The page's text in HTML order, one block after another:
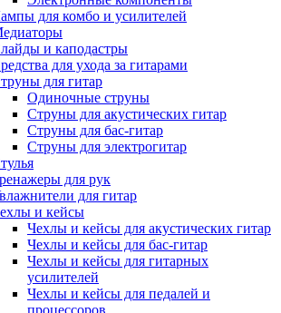
для комбо и усилителей
и каподастры
для ухода за гитарами
для гитар
Одиночные струны
Струны для акустических гитар
Струны для бас-гитар
Струны для электрогитар
для рук
для гитар
и кейсы
Чехлы и кейсы для акустических гитар
Чехлы и кейсы для бас-гитар
Чехлы и кейсы для гитарных
усилителей
Чехлы и кейсы для педалей и
процессоров